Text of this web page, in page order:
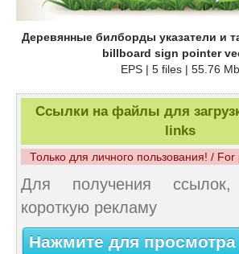
Деревянные билборды указатели и
billboard sign pointer
EPS | 5 files | 55.76 Mb
Ссылки на файлы для
links
Только для личного пользования! /
Для получения ссылок,
короткую рекламу
Нажмите для просмотра